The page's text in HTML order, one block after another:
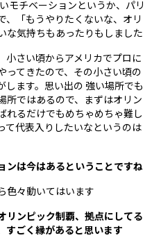
モチベーションというか、パリ
、「もうやりたくないな、オリ
な気持ちもあったりもしました
小さい頃からアメリカでプロに
ってきたので、その小さい頃の
ます。思い出の 強い場所でも
所ではあるので、まずはオリン
れるだけでもめちゃめちゃ難し
て代表入りしたいなというのは
ンは今はあるということですね
色々動いてはいます
リンピック制覇、拠点にしてる
すごく縁があると思います